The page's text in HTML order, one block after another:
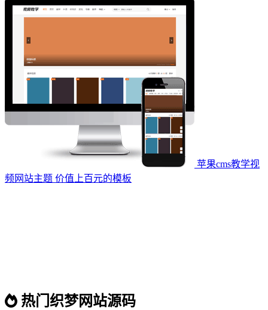
苹果cms教学视
频网站主题 价值上百元的模板
热门织梦网站源码